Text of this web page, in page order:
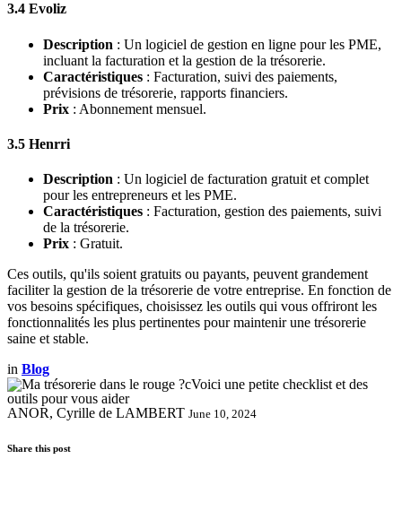
3.4 Evoliz
Description : Un logiciel de gestion en ligne pour les PME,
incluant la facturation et la gestion de la trésorerie.
Caractéristiques : Facturation, suivi des paiements,
prévisions de trésorerie, rapports financiers.
Prix : Abonnement mensuel.
3.5 Henrri
Description : Un logiciel de facturation gratuit et complet
pour les entrepreneurs et les PME.
Caractéristiques : Facturation, gestion des paiements, suivi
de la trésorerie.
Prix : Gratuit.
Ces outils, qu'ils soient gratuits ou payants, peuvent grandement
faciliter la gestion de la trésorerie de votre entreprise. En fonction de
vos besoins spécifiques, choisissez les outils qui vous offriront les
fonctionnalités les plus pertinentes pour maintenir une trésorerie
saine et stable.
in Blog
ANOR, Cyrille de LAMBERT June 10, 2024
Share this post